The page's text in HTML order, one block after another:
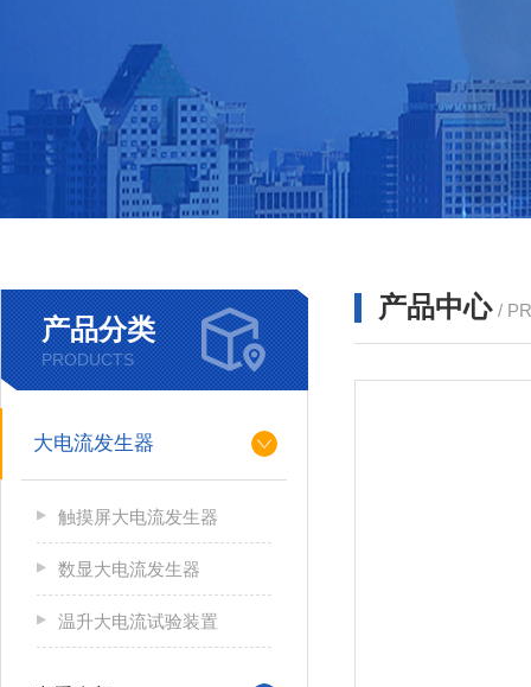
产品分类
PRODUCTS
大电流发生器
触摸屏大电流发生器
数显大电流发生器
温升大电流试验装置
产品中心 /